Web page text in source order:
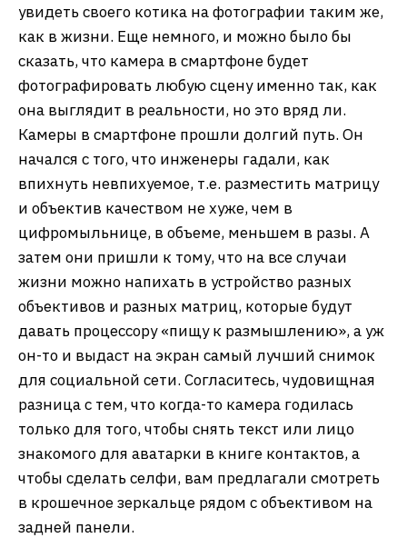
увидеть своего котика на фотографии таким же,
как в жизни. Еще немного, и можно было бы
сказать, что камера в смартфоне будет
фотографировать любую сцену именно так, как
она выглядит в реальности, но это вряд ли.
Камеры в смартфоне прошли долгий путь. Он
начался с того, что инженеры гадали, как
впихнуть невпихуемое, т.е. разместить матрицу
и объектив качеством не хуже, чем в
цифромыльнице, в объеме, меньшем в разы. А
затем они пришли к тому, что на все случаи
жизни можно напихать в устройство разных
объективов и разных матриц, которые будут
давать процессору «пищу к размышлению», а уж
он-то и выдаст на экран самый лучший снимок
для социальной сети. Согласитесь, чудовищная
разница с тем, что когда-то камера годилась
только для того, чтобы снять текст или лицо
знакомого для аватарки в книге контактов, а
чтобы сделать селфи, вам предлагали смотреть
в крошечное зеркальце рядом с объективом на
задней панели.